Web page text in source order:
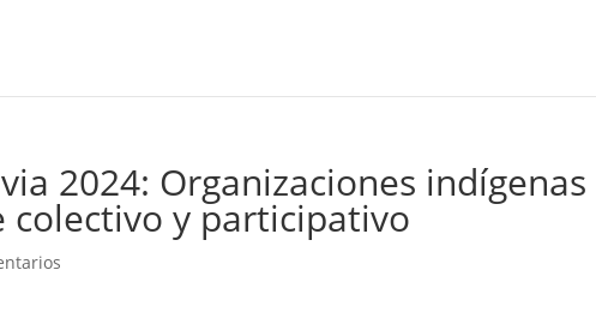
2024: Organizaciones indígenas
colectivo y participativo